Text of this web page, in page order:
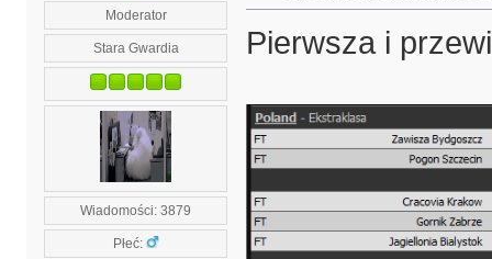
Moderator
Stara Gwardia
Wiadomości: 3879
Płeć:
Pierwsza i